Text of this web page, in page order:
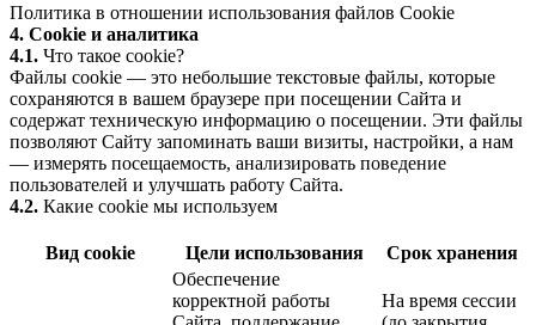
Политика в отношении использования файлов Cookie
4. Cookie и аналитика
4.1. Что такое cookie?
Файлы cookie — это небольшие текстовые файлы, которые
сохраняются в вашем браузере при посещении Сайта и
содержат техническую информацию о посещении. Эти файлы
позволяют Сайту запоминать ваши визиты, настройки, а нам
— измерять посещаемость, анализировать поведение
пользователей и улучшать работу Сайта.
4.2. Какие cookie мы используем
Вид cookie Цели использования Срок хранения
Обеспечение
корректной работы
На время сессии